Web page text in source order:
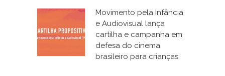
Movimento pela Infância
e Audiovisual lança
cartilha e campanha em
defesa do cinema
brasileiro para crianças